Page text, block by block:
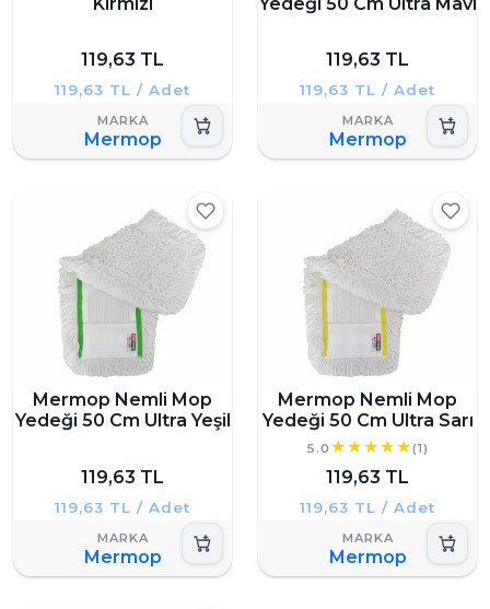
119,63 TL
119,63 TL / Adet
Mermop
119,63 TL
119,63 TL / Adet
Mermop
Mermop Nemli Mop
Yedeği 50 Cm Ultra Yeşil
119,63 TL
119,63 TL / Adet
Mermop
Mermop Nemli Mop
Yedeği 50 Cm Ultra Sarı
5.0 (1)
119,63 TL
119,63 TL / Adet
Mermop